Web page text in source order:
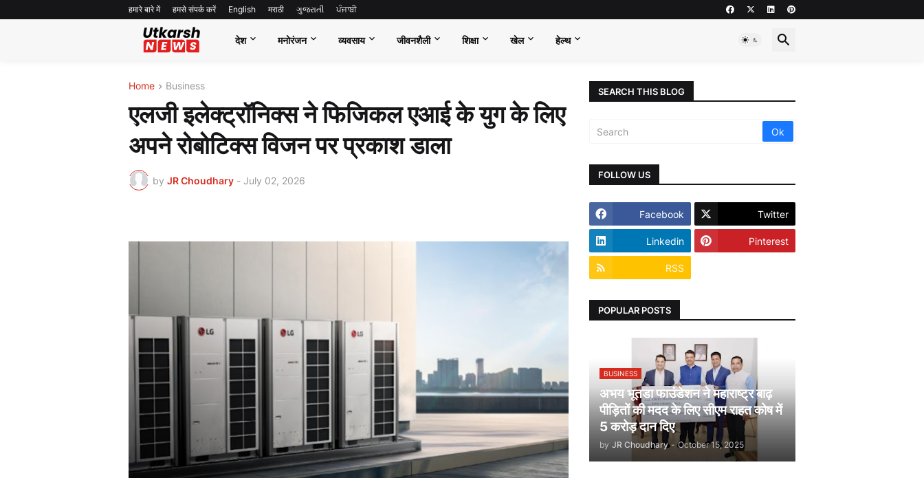
हमारे बारे में हमसे संपर्क करें English मराठी ગુજરાતી ਪੰਜਾਬੀ
देश मनोरंजन व्यवसाय जीवनशैली शिक्षा खेल हेल्थ
Home Business
एलजी इलेक्ट्रॉनिक्स ने फिजिकल एआई के युग के लिए
अपने रोबोटिक्स विजन पर प्रकाश डाला
by JR Choudhary - July 02, 2026
SEARCH THIS BLOG
FOLLOW US
Facebook Twitter
Linkedin Pinterest
RSS
POPULAR POSTS
BUSINESS
अभय भूतडा फाउंडेशन ने महाराष्ट्र बाढ़
पीड़ितों की मदद के लिए सीएम राहत कोष में
5 करोड़ दान दिए
by JR Choudhary - October 15, 2025